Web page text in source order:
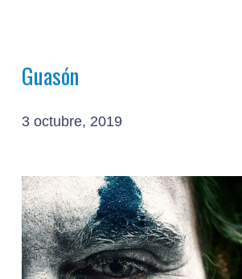
Guasón
3 octubre, 2019